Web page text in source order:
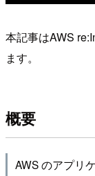
本記事はAWS
ます。
概要
AWS のアプリ